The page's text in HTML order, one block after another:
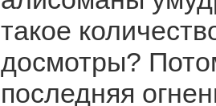
такое
досмотры?
последняя